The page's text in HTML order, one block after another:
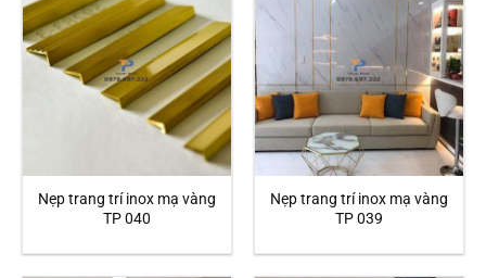
Nẹp trang trí inox mạ vàng
TP 040
Nẹp trang trí inox mạ vàng
TP 039